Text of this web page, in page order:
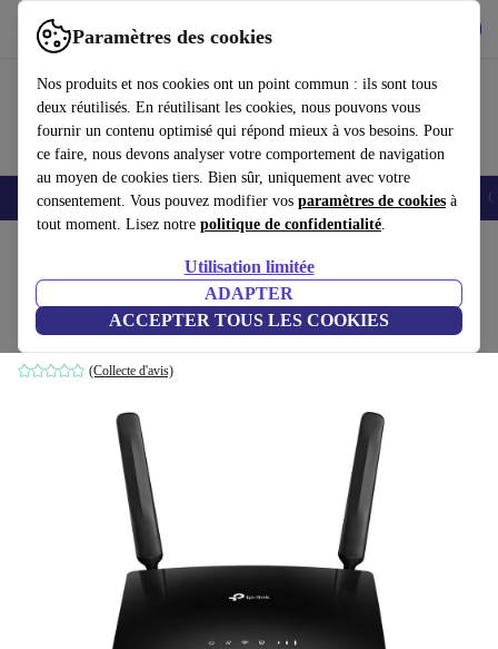
Paramètres des cookies
Nos produits et nos cookies ont un point commun : ils sont tous
deux réutilisés. En réutilisant les cookies, nous pouvons vous
fournir un contenu optimisé qui répond mieux à vos besoins. Pour
ce faire, nous devons analyser votre comportement de navigation
au moyen de cookies tiers. Bien sûr, uniquement avec votre
consentement. Vous pouvez modifier vos paramètres de cookies à
tout moment. Lisez notre politique de confidentialité.
Utilisation limitée
ADAPTER
ACCEPTER TOUS LES COOKIES
Utilisez refurbed rapidement et facilement
Smartphones Laptops Tablettes Montres connectées Accessoires
TP-Link TL-MR150
Noir
(Collecte d'avis)